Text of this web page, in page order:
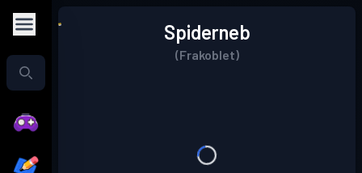
Spiderneb
(Frakoblet)